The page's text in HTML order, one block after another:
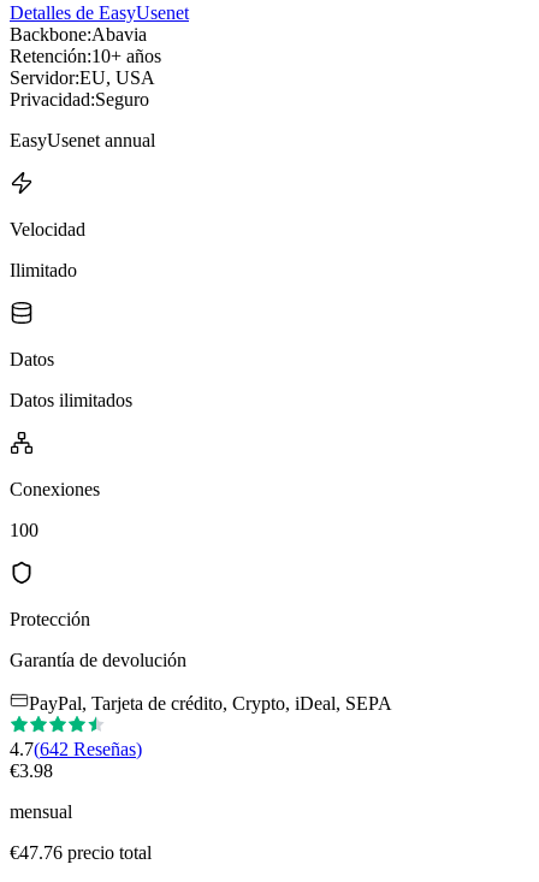
Detalles de EasyUsenet
Backbone:Abavia
Retención:10+ años
Servidor:EU, USA
Privacidad:Seguro
EasyUsenet annual
Velocidad
Ilimitado
Datos
Datos ilimitados
Conexiones
100
Protección
Garantía de devolución
PayPal, Tarjeta de crédito, Crypto, iDeal, SEPA
4.7(642 Reseñas)
€3.98
mensual
€47.76 precio total